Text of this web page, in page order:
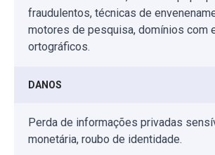
fraudulentos, técnicas de
motores de pesquisa, domínios com
ortográficos.
DANOS
Perda de informações privadas
monetária, roubo de identidade.